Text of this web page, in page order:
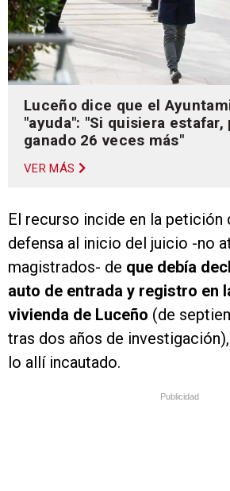
Luceño dice que el
"ayuda": "Si quisiera estafar,
ganado 26 veces más"
VER MÁS
El recurso incide en la petición
defensa al inicio del juicio -no
magistrados- de que debía
auto de entrada y registro en
vivienda de Luceño (de
tras dos años de
lo allí incautado.
Publicidad